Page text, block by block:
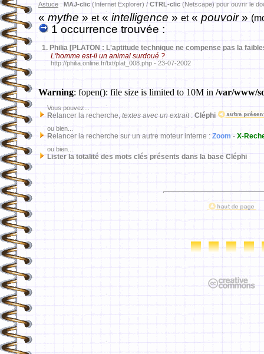
Astuce : MAJ-clic (Internet Explorer) / CTRL-clic (Netscape) pour ouvrir le
«mythe» et« intelligence » et« pouvoir»
1 occurrence trouvée :
1. Philia [PLATON : L'aptitude technique ne compense pas la
L'homme est-il un animal surdoué ?
http://philia.online.fr/txt/plat_008.php - 23-07-2002
Warning: fopen(): file size is limited to 10M in /var/www/
Vous pouvez...
Relancer la recherche, textes avec un extrait: Cléphi
ou bien...
Relancer la recherche sur un autre moteur interne : Zoom - X-
ou bien...
Lister la totalité des mots clés présents dans la base Cléphi